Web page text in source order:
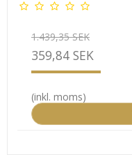
1.439,35 SEK
359,84 SEK
(inkl. moms)